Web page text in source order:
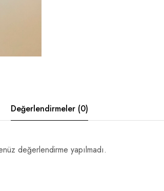
Değerlendirmeler (0)
değerlendirme yapılmadı.